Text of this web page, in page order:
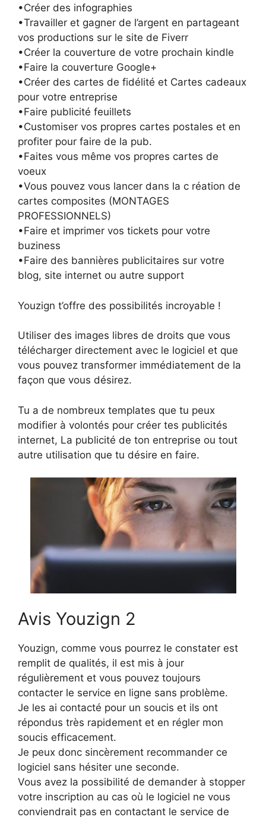
•Créer des infographies
•Travailler et gagner de l’argent en partageant
vos productions sur le site de Fiverr
•Créer la couverture de votre prochain kindle
•Faire la couverture Google+
•Créer des cartes de fidélité et Cartes cadeaux
pour votre entreprise
•Faire publicité feuillets
•Customiser vos propres cartes postales et en
profiter pour faire de la pub.
•Faites vous même vos propres cartes de
voeux
•Vous pouvez vous lancer dans la c réation de
cartes composites (MONTAGES
PROFESSIONNELS)
•Faire et imprimer vos tickets pour votre
buziness
•Faire des bannières publicitaires sur votre
blog, site internet ou autre support
Youzign t’offre des possibilités incroyable !
Utiliser des images libres de droits que vous
télécharger directement avec le logiciel et que
vous pouvez transformer immédiatement de la
façon que vous désirez.
Tu a de nombreux templates que tu peux
modifier à volontés pour créer tes publicités
internet, La publicité de ton entreprise ou tout
autre utilisation que tu désire en faire.
Avis Youzign 2
Youzign, comme vous pourrez le constater est
remplit de qualités, il est mis à jour
régulièrement et vous pouvez toujours
contacter le service en ligne sans problème.
Je les ai contacté pour un soucis et ils ont
répondus très rapidement et en régler mon
soucis efficacement.
Je peux donc sincèrement recommander ce
logiciel sans hésiter une seconde.
Vous avez la possibilité de demander à stopper
votre inscription au cas où le logiciel ne vous
conviendrait pas en contactant le service de